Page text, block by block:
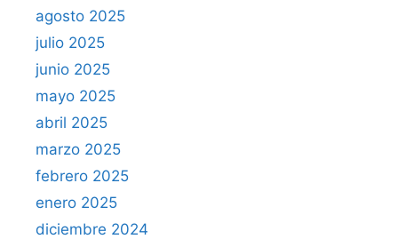
agosto 2025
julio 2025
junio 2025
mayo 2025
abril 2025
marzo 2025
febrero 2025
enero 2025
diciembre 2024